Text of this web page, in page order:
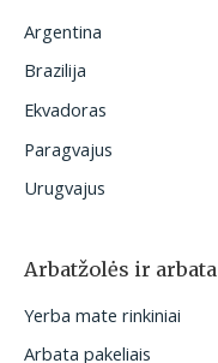
Argentina
Brazilija
Ekvadoras
Paragvajus
Urugvajus
Arbatžolės ir arbata
Yerba mate rinkiniai
Arbata pakeliais